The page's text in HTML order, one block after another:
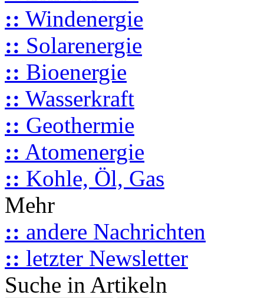
:: Windenergie
:: Solarenergie
:: Bioenergie
:: Wasserkraft
:: Geothermie
:: Atomenergie
:: Kohle, Öl, Gas
Mehr
:: andere Nachrichten
:: letzter Newsletter
Suche in Artikeln